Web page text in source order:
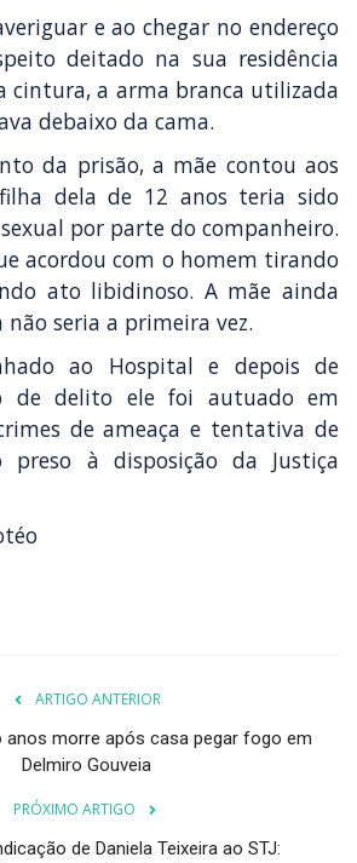
e ao chegar no endereço
deitado na sua residência
cintura, a arma branca utilizada
debaixo da cama.
da prisão, a mãe contou aos
dela de 12 anos teria sido
por parte do companheiro.
acordou com o homem tirando
ato libidinoso. A mãe ainda
não seria a primeira vez.
ao Hospital e depois de
de delito ele foi autuado em
de ameaça e tentativa de
preso à disposição da Justiça
ARTIGO ANTERIOR
anos morre após casa pegar fogo em
Delmiro Gouveia
PRÓXIMO ARTIGO
de Daniela Teixeira ao STJ: